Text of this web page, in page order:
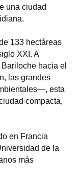
una ciudad
133 hectáreas
XXI. A
hacia el
las grandes
esta
compacta,
en Francia
de la
más